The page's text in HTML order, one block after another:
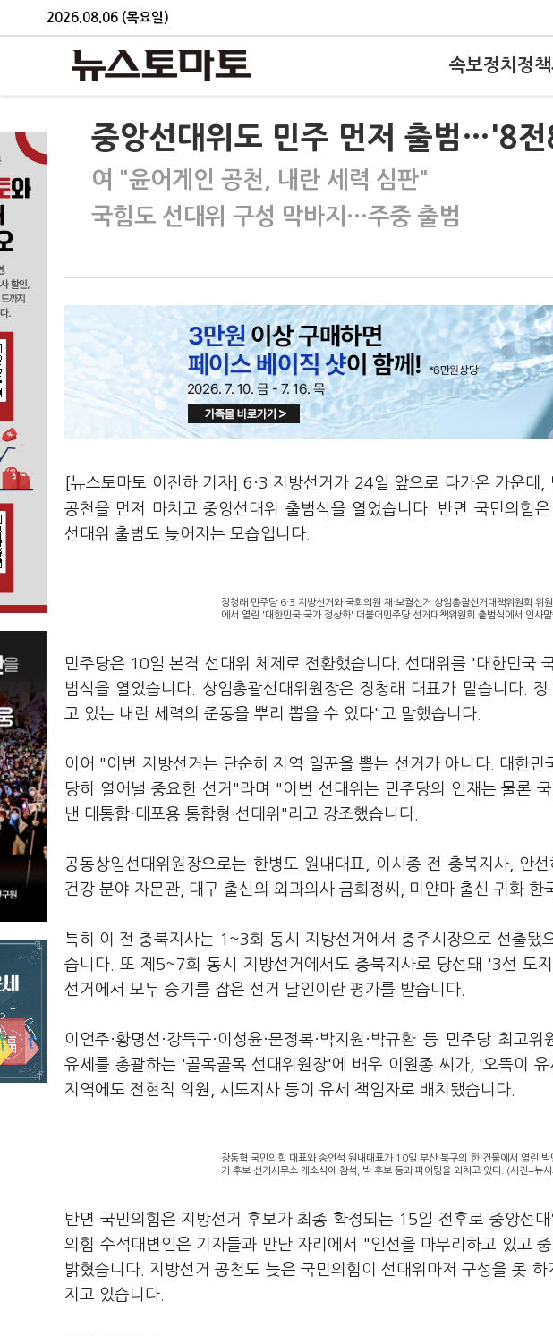
2026.08.06 (목요일)
속보정치 정책
중앙선대위도 민주 먼저 출범…'8
여 "윤어게인 공천, 내란 세력 심판"
국힘도 선대위 구성 막바지…주중 출범
[뉴스토마토 이진하 기자] 6·3 지방선거가 24일 앞으로 다가온 가운데,
공천을 먼저 마치고 중앙선대위 출범식을 열었습니다. 반면 국민의힘
선대위 출범도 늦어지는 모습입니다.
정청래 민주당 6·3 지방선거와 국회의원 재·보궐선거 상임총괄선거대책위원회 위
에서 열린 '대한민국 국가 정상화' 더불어민주당 선거대책위원회 출범식에서 인사
민주당은 10일 본격 선대위 체제로 전환했습니다. 선대위를 '대한민국
범식을 열었습니다. 상임총괄선대위원장은 정청래 대표가 맡습니다.
고 있는 내란 세력의 준동을 뿌리 뽑을 수 있다"고 말했습니다.
이어 "이번 지방선거는 단순히 지역 일꾼을 뽑는 선거가 아니다. 대한
당히 열어낼 중요한 선거"라며 "이번 선대위는 민주당의 인재는 물론
낸 대통합·대포용 통합형 선대위"라고 강조했습니다.
공동상임선대위원장으로는 한병도 원내대표, 이시종 전 충북지사, 안
건강 분야 자문관, 대구 출신의 외과의사 금희정씨, 미얀마 출신 귀화 한
특히 이 전 충북지사는 1~3회 동시 지방선거에서 충주시장으로 선출
습니다. 또 제5~7회 동시 지방선거에서도 충북지사로 당선돼 '3선 도
선거에서 모두 승기를 잡은 선거 달인이란 평가를 받습니다.
이언주·황명선·강득구·이성윤·문정복·박지원·박규환 등 민주당 최고
유세를 총괄하는 '골목골목 선대위원장'에 배우 이원종 씨가, '오뚝이
지역에도 전현직 의원, 시도지사 등이 유세 책임자로 배치됐습니다.
장동혁 국민의힘 대표와 송언석 원내대표가 10일 부산 북구의 한 건물에서 열린
거 후보 선거사무소 개소식에 참석, 박 후보 등과 파이팅을 외치고 있다. (사진=뉴
반면 국민의힘은 지방선거 후보가 최종 확정되는 15일 전후로 중앙선
의힘 수석대변인은 기자들과 만난 자리에서 "인선을 마무리하고 있고
밝혔습니다. 지방선거 공천도 늦은 국민의힘이 선대위마저 구성을 못
지고 있습니다.